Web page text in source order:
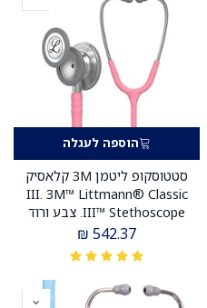
הוספה לעגלה
סטטוסקופ ליטמן 3M קלאסיק
III. 3M™ Littmann® Classic
III™ Stethoscope. צבע ורוד
שנים. יבוא רשמי לישראל.
542.37
₪